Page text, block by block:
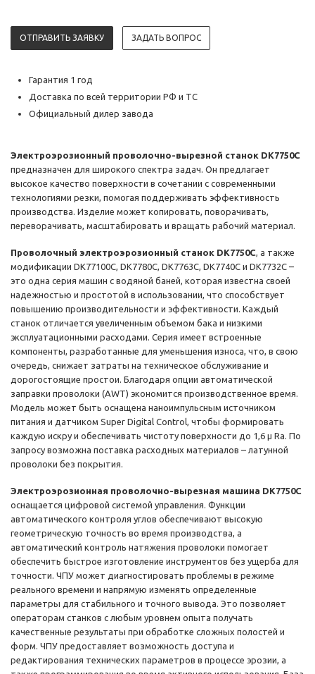
ОТПРАВИТЬ ЗАЯВКУ ЗАДАТЬ ВОПРОС
Гарантия 1 год
Доставка по всей территории РФ и ТС
Официальный дилер завода
Электроэрозионный проволочно-вырезной станок DK7750C
предназначен для широкого спектра задач. Он предлагает
высокое качество поверхности в сочетании с современными
технологиями резки, помогая поддерживать эффективность
производства. Изделие может копировать, поворачивать,
переворачивать, масштабировать и вращать рабочий материал.
Проволочный электроэрозионный станок DK7750C, а также
модификации DK77100C, DK7780C, DK7763C, DK7740C и DK7732C –
это одна серия машин с водяной баней, которая известна своей
надежностью и простотой в использовании, что способствует
повышению производительности и эффективности. Каждый
станок отличается увеличенным объемом бака и низкими
эксплуатационными расходами. Серия имеет встроенные
компоненты, разработанные для уменьшения износа, что, в свою
очередь, снижает затраты на техническое обслуживание и
дорогостоящие простои. Благодаря опции автоматической
заправки проволоки (AWT) экономится производственное время.
Модель может быть оснащена наноимпульсным источником
питания и датчиком Super Digital Control, чтобы формировать
каждую искру и обеспечивать чистоту поверхности до 1,6 µ Ra. По
запросу возможна поставка расходных материалов – латунной
проволоки без покрытия.
Электроэрозионная проволочно-вырезная машина DK7750C
оснащается цифровой системой управления. Функции
автоматического контроля углов обеспечивают высокую
геометрическую точность во время производства, а
автоматический контроль натяжения проволоки помогает
обеспечить быстрое изготовление инструментов без ущерба для
точности. ЧПУ может диагностировать проблемы в режиме
реального времени и напрямую изменять определенные
параметры для стабильного и точного вывода. Это позволяет
операторам станков с любым уровнем опыта получать
качественные результаты при обработке сложных полостей и
форм. ЧПУ предоставляет возможность доступа и
редактирования технических параметров в процессе эрозии, а